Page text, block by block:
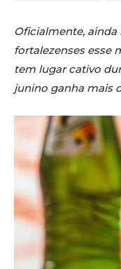
Oficialmente, ainda
fortalezenses esse
tem lugar cativo
junino ganha mais